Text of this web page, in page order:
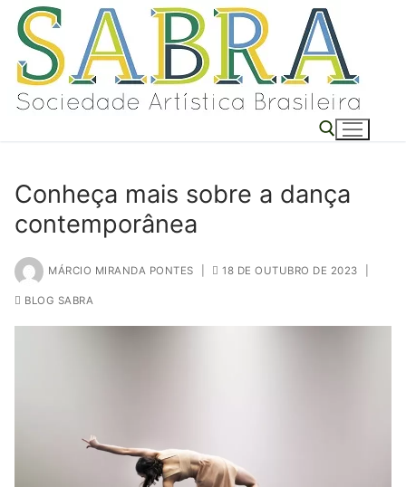
conteúdo
Pular
para
conteúdo
Pesquisar por:
Conheça mais sobre a dança
contemporânea
MÁRCIO MIRANDA PONTES 18 DE OUTUBRO DE 2023
BLOG SABRA